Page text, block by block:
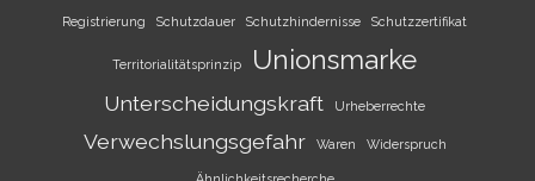
Registrierung Schutzdauer Schutzhindernisse Schutzzertifikat
Territorialitätsprinzip Unionsmarke
Unterscheidungskraft Urheberrechte
Verwechslungsgefahr Waren Widerspruch
Ähnlichkeitsrecherche